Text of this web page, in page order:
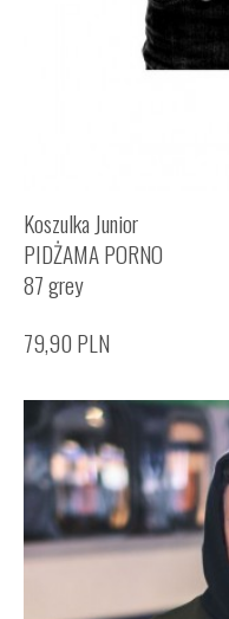
Koszulka Junior
PIDŻAMA PORNO
87 grey
79,90 PLN